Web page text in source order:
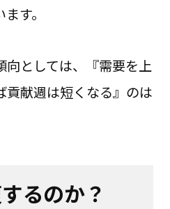
す。
向としては、『需要を上
貢献週は短くなる』のは
るのか？